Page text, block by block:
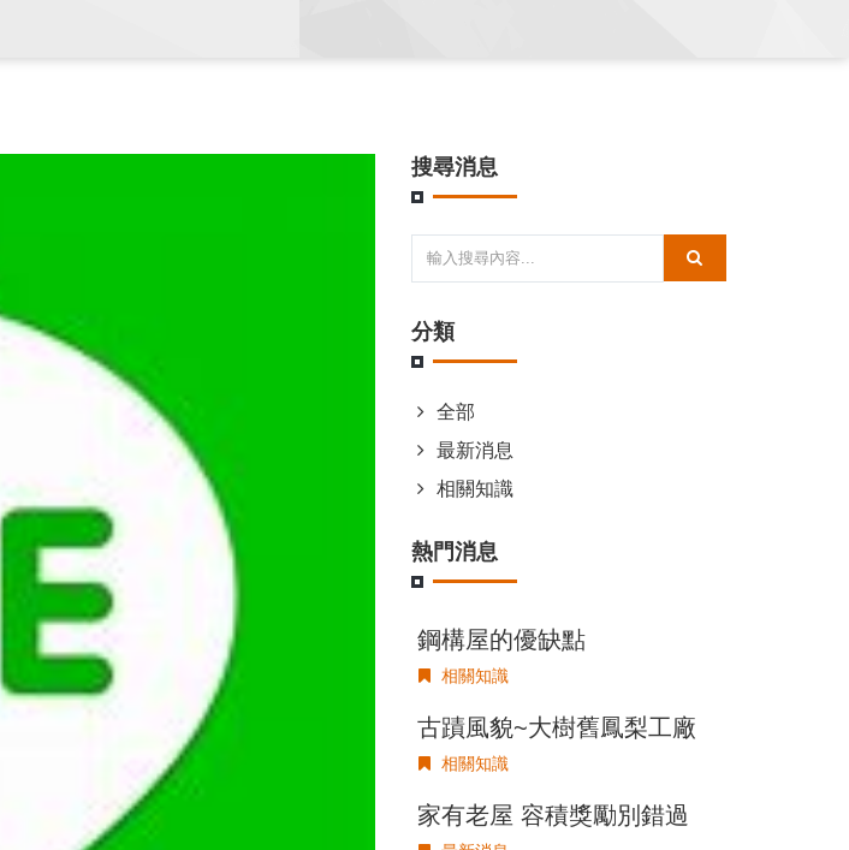
搜尋消息
分類
全部
最新消息
相關知識
熱門消息
鋼構屋的優缺點
相關知識
古蹟風貌~大樹舊鳳梨工廠
相關知識
家有老屋 容積獎勵別錯過